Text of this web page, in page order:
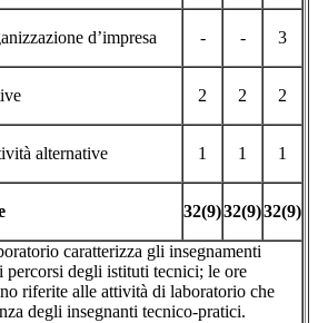
d’impresa - - 3
2 2 2
alternative 1 1 1
32(9)32(9)32(9)
caratterizza gli insegnamenti
percorsi degli istituti tecnici; le ore
riferite alle attività di laboratorio che
degli insegnanti tecnico-pratici.